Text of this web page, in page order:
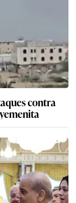
contra